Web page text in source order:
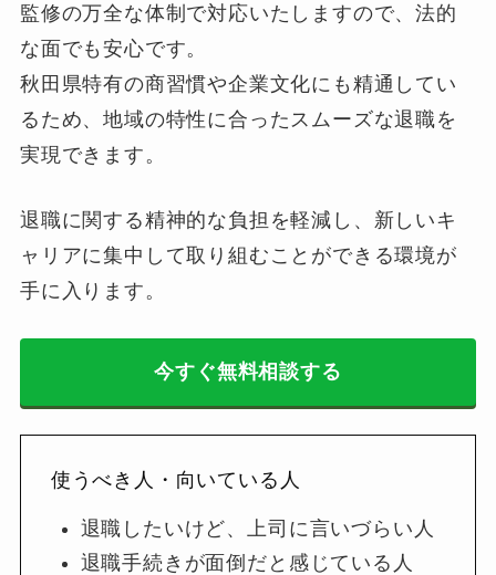
監修の万全な体制で対応いたしますので、法的
な面でも安心です。
秋田県特有の商習慣や企業文化にも精通してい
るため、地域の特性に合ったスムーズな退職を
実現できます。
退職に関する精神的な負担を軽減し、新しいキ
ャリアに集中して取り組むことができる環境が
手に入ります。
今すぐ無料相談する
使うべき人・向いている人
退職したいけど、上司に言いづらい人
退職手続きが面倒だと感じている人